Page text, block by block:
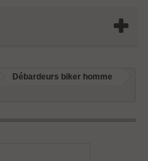
Débardeurs biker homme